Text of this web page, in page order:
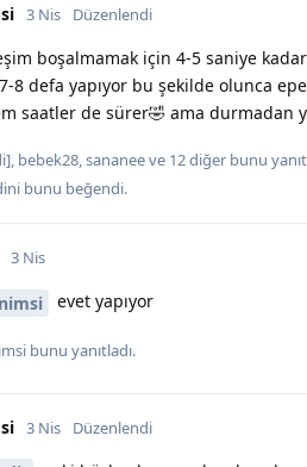
3 Nis Düzenlendi
boşalmamak için 4-5 saniye
8 defa yapıyor bu şekilde olunca
saatler de sürer🤣 ama durmadan
, bebek28,sananeeve 12diğer bunu
bunu beğendi.
3 Nis
evet yapıyor
bunu yanıtladı.
3 Nis Düzenlendi